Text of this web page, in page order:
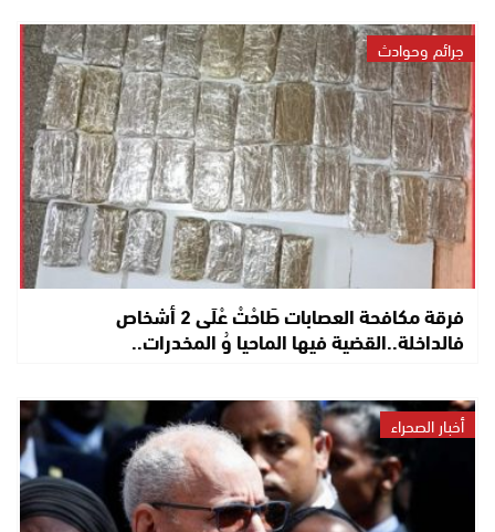
جرائم وحوادث
فرقة مكافحة العصابات طَاحْتْ عْلَى 2 أشخاص
فالداخلة..القضية فيها الماحيا وُ المخدرات..
أخبار الصحراء